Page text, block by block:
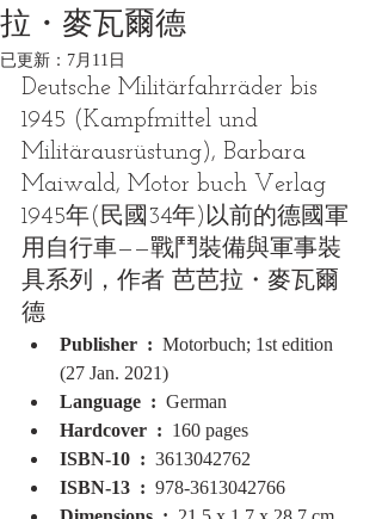
拉・麥瓦爾德
已更新： 7月11日
Deutsche Militärfahrräder bis
1945 (Kampfmittel und
Militärausrüstung), Barbara
Maiwald, Motor buch Verlag
1945年(民國34年)以前的德國軍
用自行車——戰鬥裝備與軍事裝
具系列，作者 芭芭拉・麥瓦爾
德
Publisher ‏ : ‎ Motorbuch; 1st edition
(27 Jan. 2021)
Language ‏ : ‎ German
Hardcover ‏ : ‎ 160 pages
ISBN-10 ‏ : ‎ 3613042762
ISBN-13 ‏ : ‎ 978-3613042766